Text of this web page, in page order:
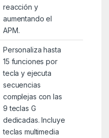
reacción y
aumentando el
APM.
Personaliza hasta
15 funciones por
tecla y ejecuta
secuencias
complejas con las
9 teclas G
dedicadas. Incluye
teclas multimedia